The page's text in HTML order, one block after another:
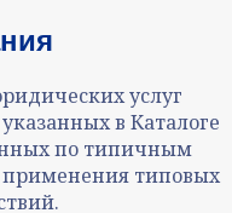
услуг
в Каталоге
по типичным
типовых